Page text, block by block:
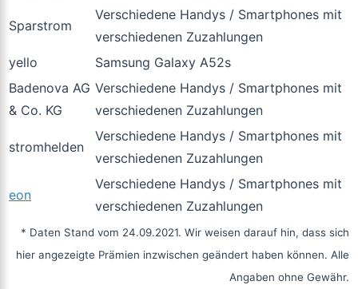
Sparstrom
Verschiedene Handys / Smartphones mit
verschiedenen Zuzahlungen
yello
Samsung Galaxy A52s
Badenova AG
& Co. KG
Verschiedene Handys / Smartphones mit
verschiedenen Zuzahlungen
stromhelden
Verschiedene Handys / Smartphones mit
verschiedenen Zuzahlungen
eon
Verschiedene Handys / Smartphones mit
verschiedenen Zuzahlungen
* Daten Stand vom 24.09.2021. Wir weisen darauf hin, dass sich
hier angezeigte Prämien inzwischen geändert haben können. Alle
Angaben ohne Gewähr.